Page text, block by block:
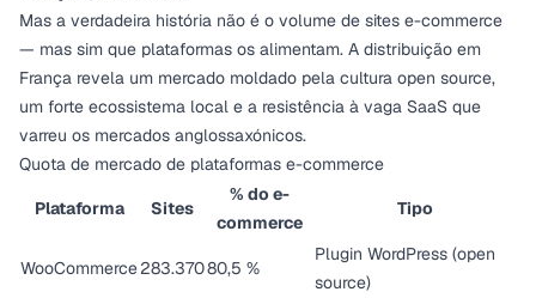
Mas a verdadeira história não é o volume de sites e-commerce
— mas sim que plataformas os alimentam. A distribuição em
França revela um mercado moldado pela cultura open source,
um forte ecossistema local e a resistência à vaga SaaS que
varreu os mercados anglossaxónicos.
Quota de mercado de plataformas e-commerce
Plataforma Sites
% do e-
commerce
Tipo
WooCommerce283.37080,5 %
Plugin WordPress (open
source)